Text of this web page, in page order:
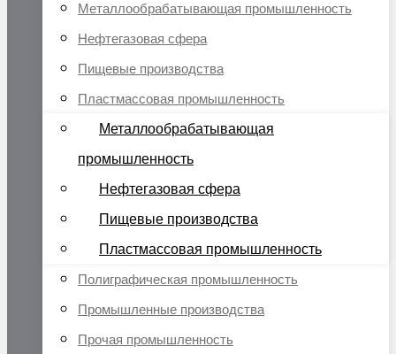
Металлообрабатывающая промышленность
Нефтегазовая сфера
Пищевые производства
Пластмассовая промышленность
Металлообрабатывающая
промышленность
Нефтегазовая сфера
Пищевые производства
Пластмассовая промышленность
Полиграфическая промышленность
Промышленные производства
Прочая промышленность